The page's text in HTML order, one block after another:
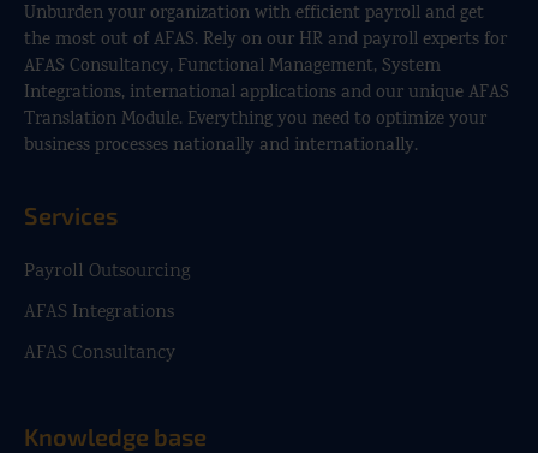
Unburden your organization with efficient payroll and get
the most out of AFAS. Rely on our HR and payroll experts for
AFAS Consultancy, Functional Management, System
Integrations, international applications and our unique AFAS
Translation Module. Everything you need to optimize your
business processes nationally and internationally.
Services
Payroll Outsourcing
AFAS Integrations
AFAS Consultancy
Knowledge base